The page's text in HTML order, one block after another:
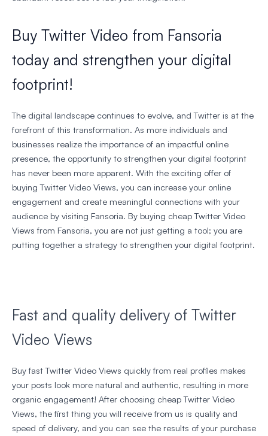
Buy Twitter Video from Fansoria
today and strengthen your digital
footprint!
The digital landscape continues to evolve, and Twitter is at the
forefront of this transformation. As more individuals and
businesses realize the importance of an impactful online
presence, the opportunity to strengthen your digital footprint
has never been more apparent. With the exciting offer of
buying Twitter Video Views, you can increase your online
engagement and create meaningful connections with your
audience by visiting Fansoria. By buying cheap Twitter Video
Views from Fansoria, you are not just getting a tool; you are
putting together a strategy to strengthen your digital footprint.
Fast and quality delivery of Twitter
Video Views
Buy fast Twitter Video Views quickly from real profiles makes
your posts look more natural and authentic, resulting in more
organic engagement! After choosing cheap Twitter Video
Views, the first thing you will receive from us is quality and
speed of delivery, and you can see the results of your purchase